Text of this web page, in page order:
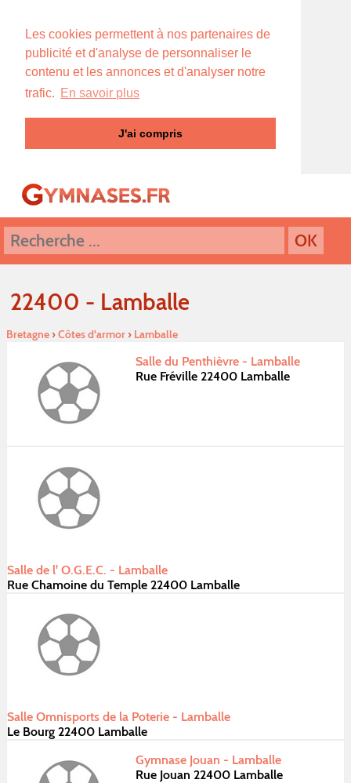
Les cookies permettent à nos partenaires de
publicité et d'analyse de personnaliser le
contenu et les annonces et d'analyser notre
trafic. En savoir plus
J'ai compris
22400 - Lamballe
Bretagne›Côtes d'armor› Lamballe
Salle du Penthièvre - Lamballe
Rue Fréville 22400 Lamballe
Salle de l' O.G.E.C. - Lamballe
Rue Chamoine du Temple 22400 Lamballe
Salle Omnisports de la Poterie - Lamballe
Le Bourg 22400 Lamballe
Gymnase Jouan - Lamballe
Rue Jouan 22400 Lamballe